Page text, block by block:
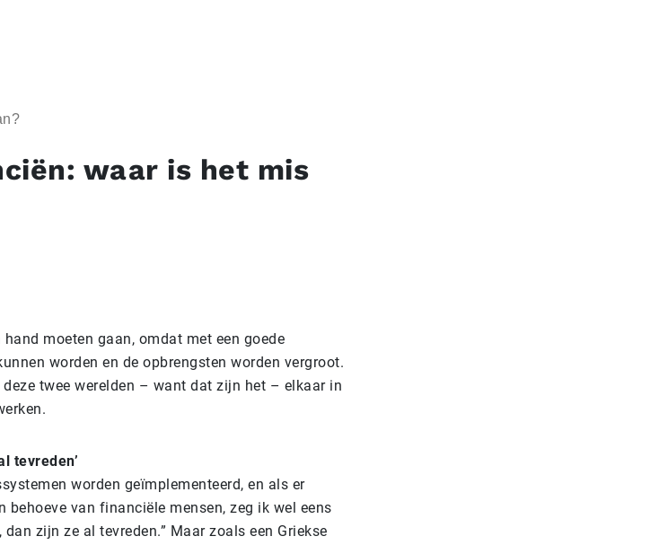
waar is het mis
moeten gaan, omdat met een goede
worden en de opbrengsten worden vergroot.
twee werelden – want dat zijn het – elkaar in
tevreden’
worden geïmplementeerd, en als er
van financiële mensen, zeg ik wel eens
zijn ze al tevreden.” Maar zoals een Griekse